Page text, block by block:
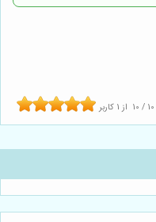
10 / 10 از 1 کاربر